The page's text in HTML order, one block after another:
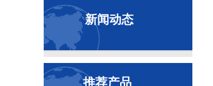
新闻动态
推荐产品